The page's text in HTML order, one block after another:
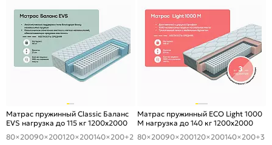
Матрас пружинный Classic Баланс
EVS нагрузка до 115 кг 1200x2000
80×20090×200120×200140×200+2
Матрас пружинный ECO Light 1000
M нагрузка до 140 кг 1200x2000
80×20090×200120×200140×200+3